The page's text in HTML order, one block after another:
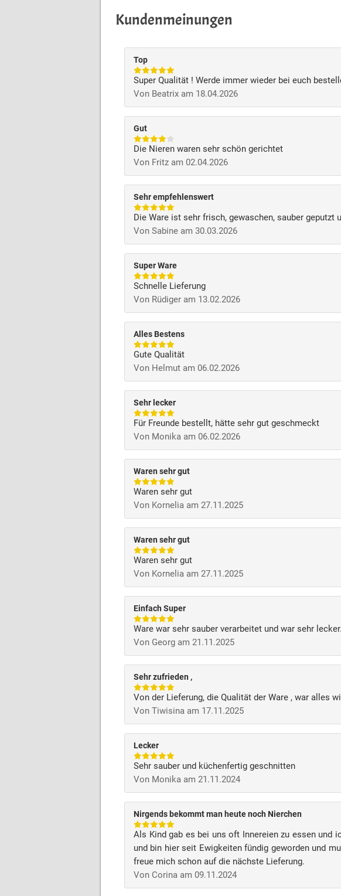
Kundenmeinungen
Top
Super Qualität ! Werde immer wieder bei euch
Von Beatrix am 18.04.2026
Gut
Die Nieren waren sehr schön gerichtet
Von Fritz am 02.04.2026
Sehr empfehlenswert
Die Ware ist sehr frisch, gewaschen, sauber geputzt
Von Sabine am 30.03.2026
Super Ware
Schnelle Lieferung
Von Rüdiger am 13.02.2026
Alles Bestens
Gute Qualität
Von Helmut am 06.02.2026
Sehr lecker
Für Freunde bestellt, hätte sehr gut geschmeckt
Von Monika am 06.02.2026
Waren sehr gut
Waren sehr gut
Von Kornelia am 27.11.2025
Waren sehr gut
Waren sehr gut
Von Kornelia am 27.11.2025
Einfach Super
Ware war sehr sauber verarbeitet und war sehr
Von Georg am 21.11.2025
Sehr zufrieden ,
Von der Lieferung, die Qualität der Ware , war alles
Von Tiwisina am 17.11.2025
Lecker
Sehr sauber und küchenfertig geschnitten
Von Monika am 21.11.2024
Nirgends bekommt man heute noch Nierchen
Als Kind gab es bei uns oft Innereien zu essen und
und bin hier seit Ewigkeiten fündig geworden und
freue mich schon auf die nächste Lieferung.
Von Corina am 09.11.2024